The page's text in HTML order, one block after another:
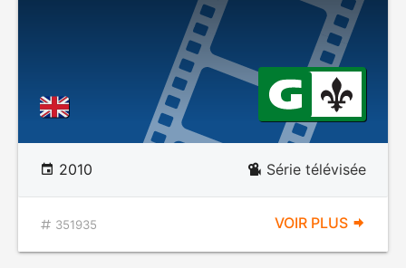
2010 Série télévisée
351935 VOIR PLUS